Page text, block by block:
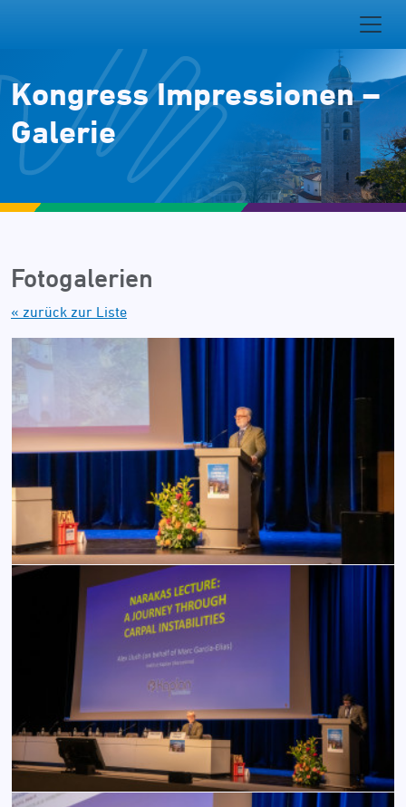
Kongress Impressionen –
Galerie
Fotogalerien
« zurück zur Liste